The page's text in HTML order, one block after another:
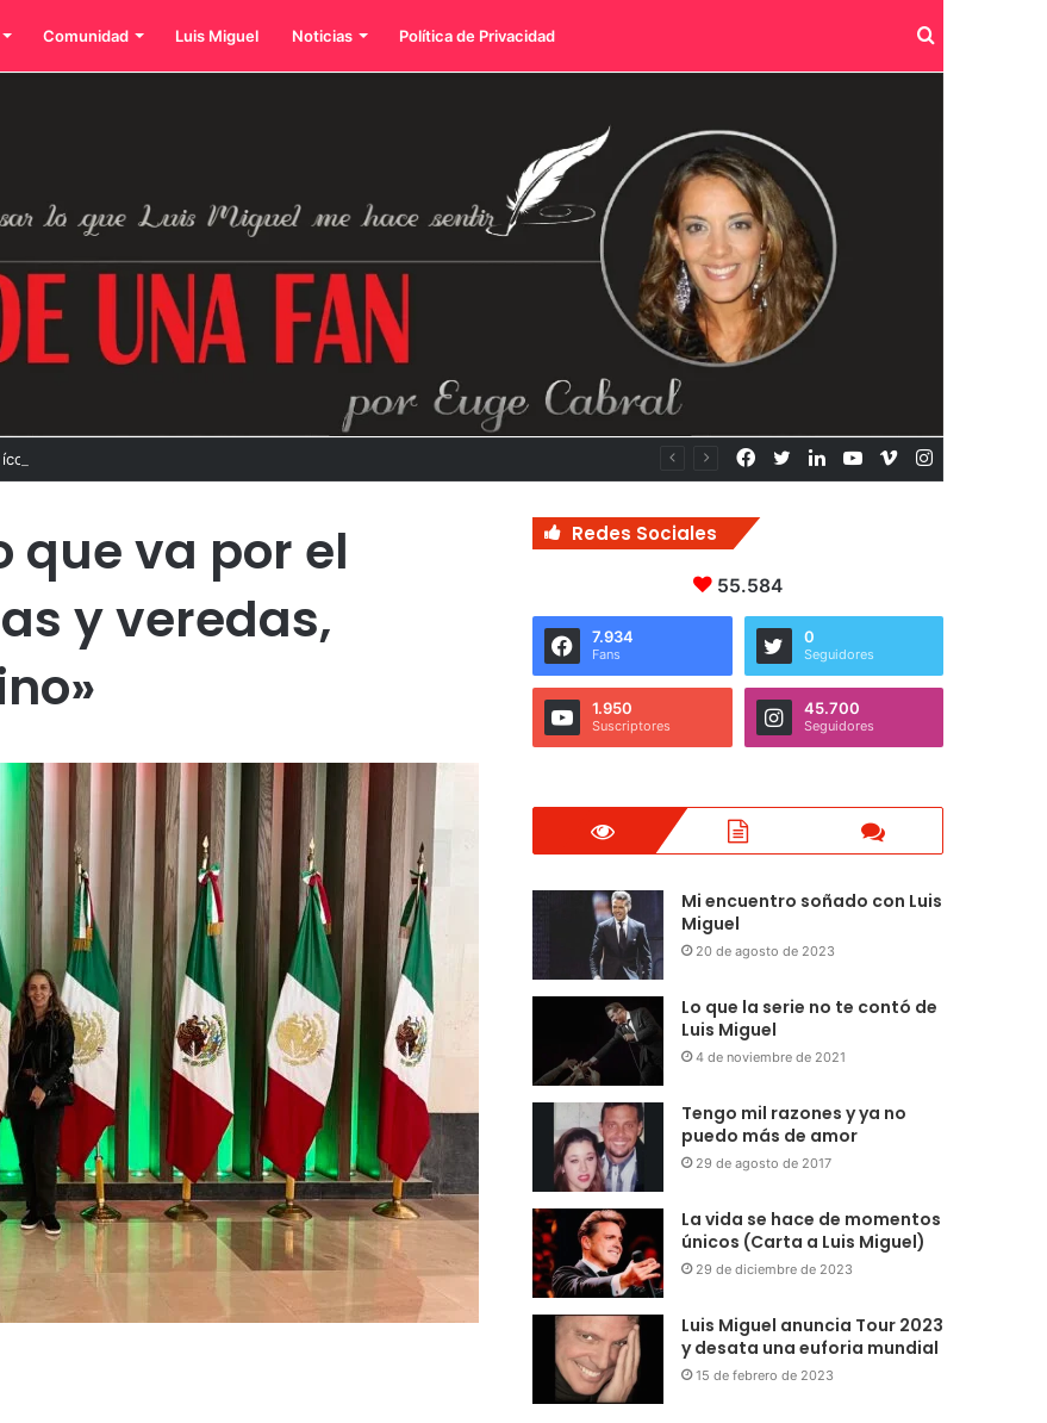
Comunidad Luis Miguel Noticias Política de Privacidad Buscar
eternos Instagram
Vimeo
YouTube
LinkedIn
Twitter
Facebook
que va por el
y veredas,
Redes Sociales
55.584
7.934
Fans
0
Seguidores
1.950
Suscriptores
45.700
Seguidores
Mi encuentro soñado con Luis
Miguel
20 de agosto de 2023
Lo que la serie no te contó de
Luis Miguel
4 de noviembre de 2021
Tengo mil razones y ya no
puedo más de amor
29 de agosto de 2017
La vida se hace de momentos
únicos (Carta a Luis Miguel)
29 de diciembre de 2023
Luis Miguel anuncia Tour 2023
y desata una euforia mundial
15 de febrero de 2023